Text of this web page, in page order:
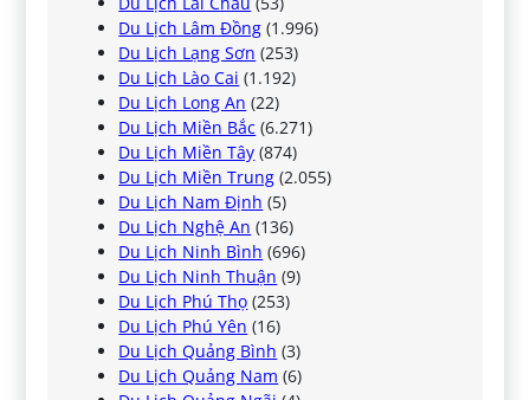
Du Lịch Lâm Đồng (1.996)
Du Lịch Lạng Sơn (253)
Du Lịch Lào Cai (1.192)
Du Lịch Long An (22)
Du Lịch Miền Bắc (6.271)
Du Lịch Miền Tây (874)
Du Lịch Miền Trung (2.055)
Du Lịch Nam Định (5)
Du Lịch Nghệ An (136)
Du Lịch Ninh Bình (696)
Du Lịch Ninh Thuận (9)
Du Lịch Phú Thọ (253)
Du Lịch Phú Yên (16)
Du Lịch Quảng Bình (3)
Du Lịch Quảng Nam (6)